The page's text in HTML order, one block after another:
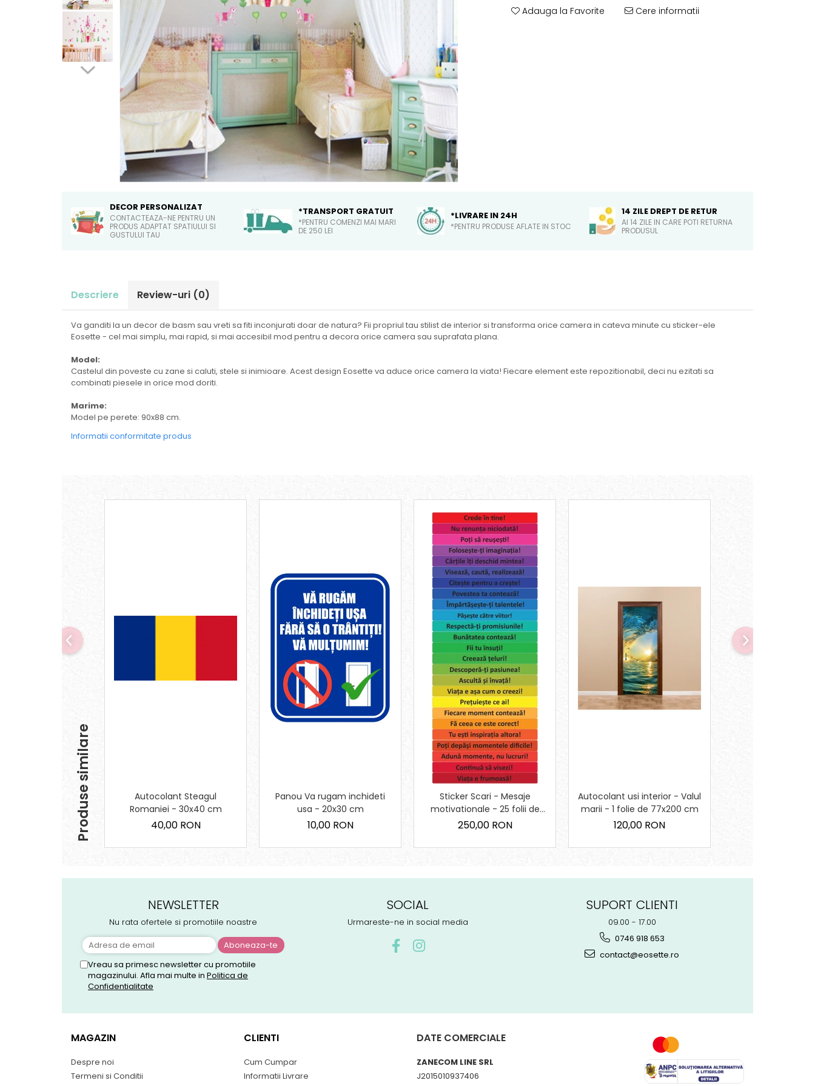
Sticker Harta Lumii
Stickere Cu Model Repetitiv
Stickere Perete Pentru Camera
Stickere Pentru Bucatarie
Adauga la Favorite Cere informatii
DECOR PERSONALIZAT
CONTACTEAZA-NE PENTRU UN
PRODUS ADAPTAT SPATIULUI SI
GUSTULUI TAU
*TRANSPORT GRATUIT
*PENTRU COMENZI MAI MARI
DE 250 LEI
*LIVRARE IN 24H
*PENTRU PRODUSE AFLATE IN STOC
14 ZILE DREPT DE RETUR
AI 14 ZILE IN CARE POTI RETURNA
PRODUSUL
Descriere Review-uri (0)
Va ganditi la un decor de basm sau vreti sa fiti inconjurati doar de natura? Fii propriul tau stilist de interior si transforma orice camera in cateva minute cu sticker-ele
Eosette - cel mai simplu, mai rapid, si mai accesibil mod pentru a decora orice camera sau suprafata plana.
Model:
Castelul din poveste cu zane si caluti, stele si inimioare. Acest design Eosette va aduce orice camera la viata! Fiecare element este repozitionabil, deci nu ezitati sa
combinati piesele in orice mod doriti.
Marime:
Model pe perete: 90x88 cm.
Informatii conformitate produs
Produse similare
Autocolant Steagul
Romaniei - 30x40 cm
40,00 RON
Panou Va rugam inchideti
usa - 20x30 cm
10,00 RON
Sticker Scari - Mesaje
motivationale - 25 folii de
10x100 cm
250,00 RON
Autocolant usi interior - Valul
marii - 1 folie de 77x200 cm
120,00 RON
NEWSLETTER
Nu rata ofertele si promotiile noastre
Vreau sa primesc newsletter cu promotiile
magazinului. Afla mai multe in Politica de
Confidentialitate
SOCIAL
Urmareste-ne in social media
SUPORT CLIENTI
09.00 - 17.00
0746 918 653
contact@eosette.ro
MAGAZIN
Despre noi
Termeni si Conditii
CLIENTI
Cum Cumpar
Informatii Livrare
DATE COMERCIALE
ZANECOM LINE SRL
J2015010937406